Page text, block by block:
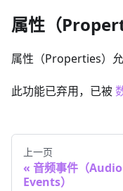
属性（
属性（Properties）
此功能已弃用，已被
上一页
音频事件（Audio
Events）